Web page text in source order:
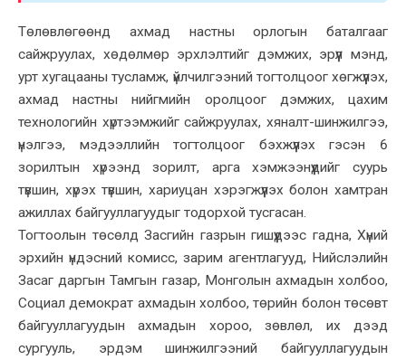
Төлөвлөгөөнд ахмад настны орлогын баталгааг
сайжруулах, хөдөлмөр эрхлэлтийг дэмжих, эрүүл мэнд,
урт хугацааны тусламж, үйлчилгээний тогтолцоог хөгжүүлэх,
ахмад настны нийгмийн оролцоог дэмжих, цахим
технологийн хүртээмжийг сайжруулах, хяналт-шинжилгээ,
үнэлгээ, мэдээллийн тогтолцоог бэхжүүлэх гэсэн 6
зорилтын хүрээнд зорилт, арга хэмжээнүүдийг суурь
түвшин, хүрэх түвшин, хариуцан хэрэгжүүлэх болон хамтран
ажиллах байгууллагуудыг тодорхой тусгасан.
Тогтоолын төсөлд Засгийн газрын гишүүдээс гадна, Хүний
эрхийн үндэсний комисс, зарим агентлагууд, Нийслэлийн
Засаг даргын Тамгын газар, Монголын ахмадын холбоо,
Социал демократ ахмадын холбоо, төрийн болон төсөвт
байгууллагуудын ахмадын хороо, зөвлөл, их дээд
сургууль, эрдэм шинжилгээний байгууллагуудын